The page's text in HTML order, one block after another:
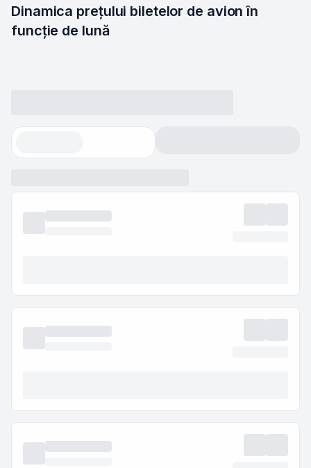
Dinamica prețului biletelor de avion în
funcție de lună